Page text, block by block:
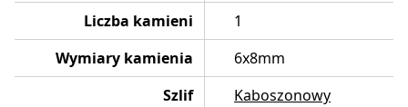
Liczba kamieni
1
Wymiary kamienia
6x8mm
Szlif
Kaboszonowy